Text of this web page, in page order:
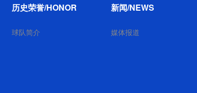
历史荣誉/HONOR
球队简介
新闻/NEWS
媒体报道